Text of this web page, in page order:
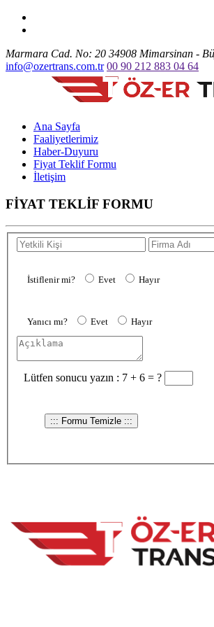
Marmara Cad. No: 20 34908 Mimarsinan -
info@ozertrans.com.tr 00 90 212 883 04 64
Ana Sayfa
Faaliyetlerimiz
Haber-Duyuru
Fiyat Teklif Formu
İletişim
FİYAT TEKLİF FORMU
İstiflenir mi? Evet Hayır
Yanıcı mı? Evet Hayır
Lütfen sonucu yazın : 7 + 6 = ?